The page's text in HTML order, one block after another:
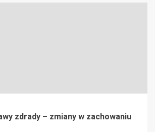
zdrady – zmiany w zachowaniu